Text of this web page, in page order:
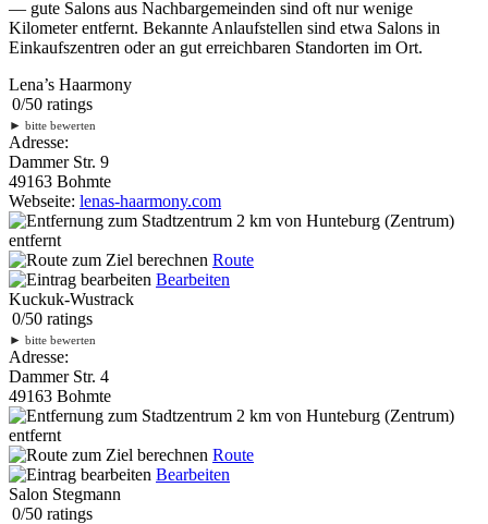
— gute Salons aus Nachbargemeinden sind oft nur wenige
Kilometer entfernt. Bekannte Anlaufstellen sind etwa Salons in
Einkaufszentren oder an gut erreichbaren Standorten im Ort.
Lena’s Haarmony
0/50 ratings
► bitte bewerten
Adresse:
Dammer Str. 9
49163 Bohmte
Webseite: lenas-haarmony.com
2 km von Hunteburg (Zentrum)
entfernt
Route
Bearbeiten
Kuckuk-Wustrack
0/50 ratings
► bitte bewerten
Adresse:
Dammer Str. 4
49163 Bohmte
2 km von Hunteburg (Zentrum)
entfernt
Route
Bearbeiten
Salon Stegmann
0/50 ratings